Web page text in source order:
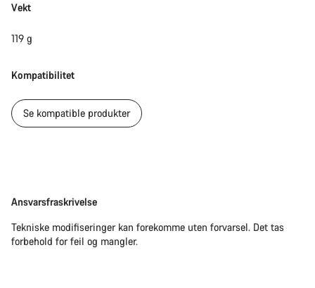
Vekt
119 g
Kompatibilitet
Se kompatible produkter
Ansvarsfraskrivelse
Ansvarsfraskrivelse
Tekniske modifiseringer kan forekomme uten forvarsel. Det tas
forbehold for feil og mangler.